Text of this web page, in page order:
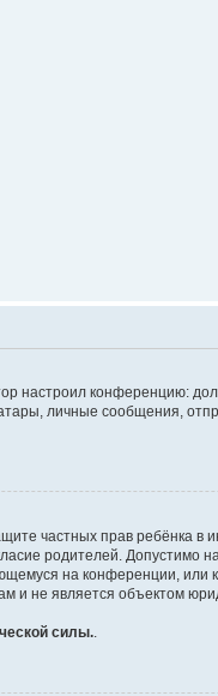
настроил конференцию:
личные сообщения,
частных прав
родителей.
на конференции,
не является объектом
силы..